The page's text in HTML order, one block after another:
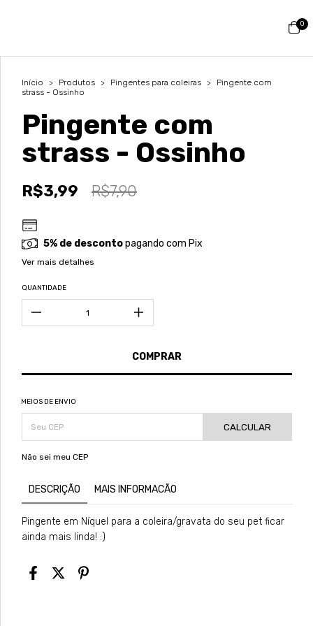
0
Início > Produtos > Pingentes para coleiras >
Pingente com
strass - Ossinho
Pingente com
strass - Ossinho
R$3,99 R$7,90
5% de descontopagando com Pix
Ver mais detalhes
QUANTIDADE
MEIOS DE ENVIO
CALCULAR
Não sei meu CEP
DESCRIÇÃO MAIS INFORMACÃO
Pingente em Níquel para a coleira/gravata do seu pet ficar
ainda mais linda! :)